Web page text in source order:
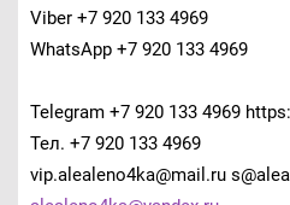
Viber +7 920 133 4969
WhatsApp +7 920 133 4969
Telegram +7 920 133 4969
Тел. +7 920 133 4969
vip.alealeno4ka@mail.ru